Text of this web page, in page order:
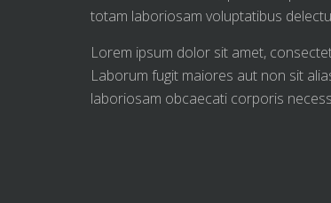
totam laboriosam voluptatibus
Lorem ipsum dolor sit amet,
Laborum fugit maiores aut non sit
laboriosam obcaecati corporis